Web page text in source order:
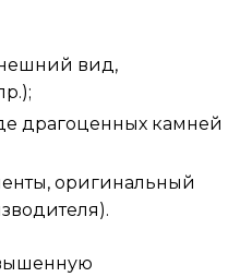
вид,
драгоценных камней
оригинальный